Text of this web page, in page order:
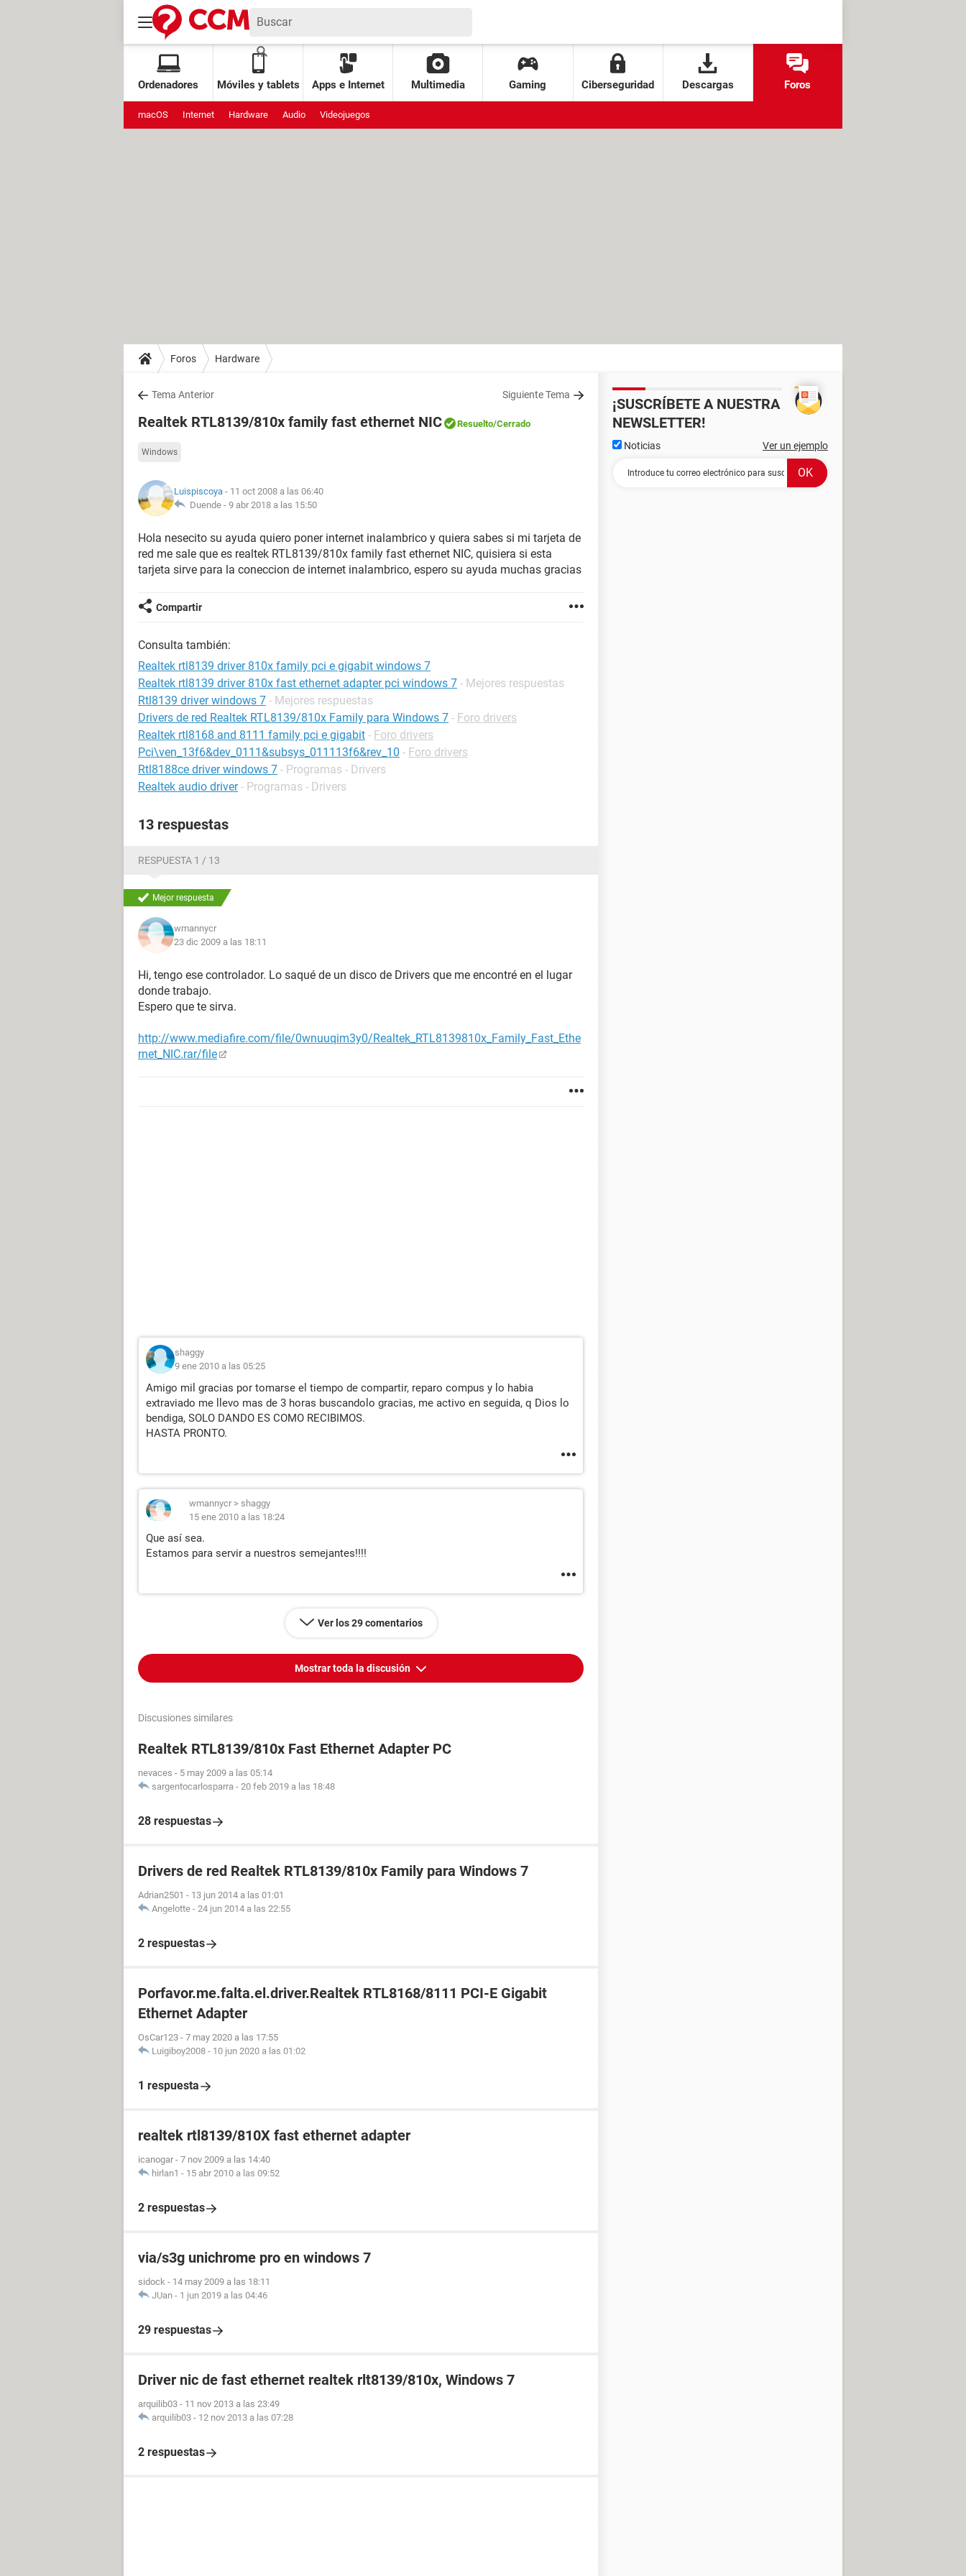
Ordenadores Móviles y tablets Apps e Internet Multimedia Gaming Ciberseguridad Descargas Foros
macOS Internet Hardware Audio Videojuegos
Foros Hardware
Tema Anterior Siguiente Tema
Realtek RTL8139/810x family fast ethernet NIC Resuelto/Cerrado
Windows
Luispiscoya - 11 oct 2008 a las 06:40
Duende - 9 abr 2018 a las 15:50
Hola nesecito su ayuda quiero poner internet inalambrico y quiera sabes si mi tarjeta de
red me sale que es realtek RTL8139/810x family fast ethernet NIC, quisiera si esta
tarjeta sirve para la coneccion de internet inalambrico, espero su ayuda muchas gracias
Compartir
Consulta también:
Realtek rtl8139 driver 810x family pci e gigabit windows 7
Realtek rtl8139 driver 810x fast ethernet adapter pci windows 7 - Mejores respuestas
Rtl8139 driver windows 7 - Mejores respuestas
Drivers de red Realtek RTL8139/810x Family para Windows 7 - Foro drivers
Realtek rtl8168 and 8111 family pci e gigabit - Foro drivers
Pci\ven_13f6&dev_0111&subsys_011113f6&rev_10 - Foro drivers
Rtl8188ce driver windows 7 - Programas - Drivers
Realtek audio driver - Programas - Drivers
13 respuestas
RESPUESTA 1 / 13
Mejor respuesta
wmannycr
23 dic 2009 a las 18:11
Hi, tengo ese controlador. Lo saqué de un disco de Drivers que me encontré en el lugar
donde trabajo.
Espero que te sirva.
http://www.mediafire.com/file/0wnuuqim3y0/Realtek_RTL8139810x_Family_Fast_Ethe
rnet_NIC.rar/file
shaggy
9 ene 2010 a las 05:25
Amigo mil gracias por tomarse el tiempo de compartir, reparo compus y lo habia
extraviado me llevo mas de 3 horas buscandolo gracias, me activo en seguida, q Dios lo
bendiga, SOLO DANDO ES COMO RECIBIMOS.
HASTA PRONTO.
wmannycr > shaggy
15 ene 2010 a las 18:24
Que así sea.
Estamos para servir a nuestros semejantes!!!!
Ver los 29 comentarios
Mostrar toda la discusión
Discusiones similares
Realtek RTL8139/810x Fast Ethernet Adapter PC
nevaces - 5 may 2009 a las 05:14
sargentocarlosparra - 20 feb 2019 a las 18:48
28 respuestas
Drivers de red Realtek RTL8139/810x Family para Windows 7
Adrian2501 - 13 jun 2014 a las 01:01
Angelotte - 24 jun 2014 a las 22:55
2 respuestas
Porfavor.me.falta.el.driver.Realtek RTL8168/8111 PCI-E Gigabit
Ethernet Adapter
OsCar123 - 7 may 2020 a las 17:55
Luigiboy2008 - 10 jun 2020 a las 01:02
1 respuesta
realtek rtl8139/810X fast ethernet adapter
icanogar - 7 nov 2009 a las 14:40
hirlan1 - 15 abr 2010 a las 09:52
2 respuestas
via/s3g unichrome pro en windows 7
sidock - 14 may 2009 a las 18:11
JUan - 1 jun 2019 a las 04:46
29 respuestas
Driver nic de fast ethernet realtek rlt8139/810x, Windows 7
arquilib03 - 11 nov 2013 a las 23:49
arquilib03 - 12 nov 2013 a las 07:28
2 respuestas
¡SUSCRÍBETE A NUESTRA
NEWSLETTER!
Noticias Ver un ejemplo